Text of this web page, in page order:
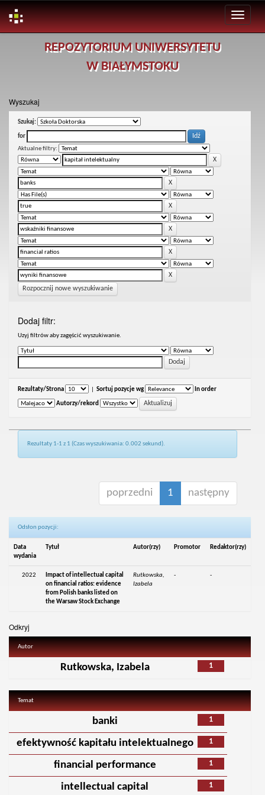
REPOZYTORIUM UNIWERSYTETU
W BIAŁYMSTOKU
Wyszukaj
Szukaj:
for
Aktualne filtry:
Rozpocznij nowe wyszukiwanie
Dodaj filtr:
Uzyj filtrów aby zagęścić wyszukiwanie.
Rezultaty/Strona Sortuj pozycje wg In order
Autorzy/rekord
Rezultaty 1-1 z 1 (Czas wyszukiwania: 0.002 sekund).
poprzedni 1 następny
Odsłon pozycji:
Data
wydania
Tytuł Autor(rzy) Promotor Redaktor(rzy)
2022
Impact of intellectual capital
on financial ratios: evidence
from Polish banks listed on
the Warsaw Stock Exchange
Rutkowska,
Izabela
- -
Odkryj
Autor
1
Rutkowska, Izabela
Temat
1
banki
1
efektywność kapitału intelektualnego
1
financial performance
1
intellectual capital